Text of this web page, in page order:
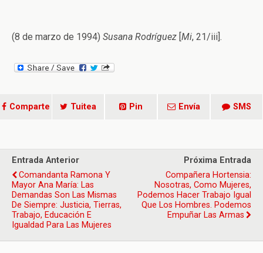
(8 de marzo de 1994) Susana Rodríguez [Mi, 21/iii].
Comparte Tuitea Pin Envía SMS
Entrada Anterior
Comandanta Ramona Y
Mayor Ana María: Las
Demandas Son Las Mismas
De Siempre: Justicia, Tierras,
Trabajo, Educación E
Igualdad Para Las Mujeres
Próxima Entrada
Compañera Hortensia:
Nosotras, Como Mujeres,
Podemos Hacer Trabajo Igual
Que Los Hombres. Podemos
Empuñar Las Armas